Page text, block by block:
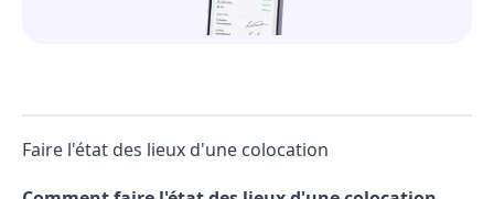
Faire l'état des lieux d'une colocation